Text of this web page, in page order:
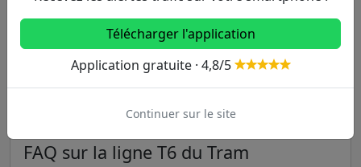
FAQ sur la ligne T6 du Tram
Télécharger l'application
Application gratuite · 4,8/5
Continuer sur le site